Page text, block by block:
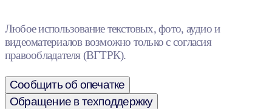
Любое использование текстовых, фото, аудио и
видеоматериалов возможно только с согласия
правообладателя (ВГТРК).
Сообщить об опечатке
Обращение в техподдержку